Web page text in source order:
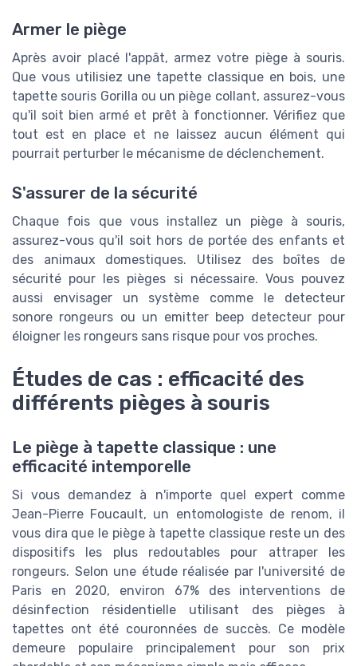
Armer le piège
Après avoir placé l'appât, armez votre piège à souris.
Que vous utilisiez une tapette classique en bois, une
tapette souris Gorilla ou un piège collant, assurez-vous
qu'il soit bien armé et prêt à fonctionner. Vérifiez que
tout est en place et ne laissez aucun élément qui
pourrait perturber le mécanisme de déclenchement.
S'assurer de la sécurité
Chaque fois que vous installez un piège à souris,
assurez-vous qu'il soit hors de portée des enfants et
des animaux domestiques. Utilisez des boîtes de
sécurité pour les pièges si nécessaire. Vous pouvez
aussi envisager un système comme le detecteur
sonore rongeurs ou un emitter beep detecteur pour
éloigner les rongeurs sans risque pour vos proches.
Études de cas : efficacité des
différents pièges à souris
Le piège à tapette classique : une
efficacité intemporelle
Si vous demandez à n'importe quel expert comme
Jean-Pierre Foucault, un entomologiste de renom, il
vous dira que le piège à tapette classique reste un des
dispositifs les plus redoutables pour attraper les
rongeurs. Selon une étude réalisée par l'université de
Paris en 2020, environ 67% des interventions de
désinfection résidentielle utilisant des pièges à
tapettes ont été couronnées de succès. Ce modèle
demeure populaire principalement pour son prix